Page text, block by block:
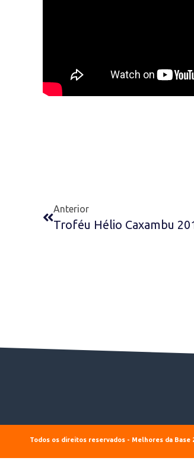
Anterior
Troféu Hélio Caxambu
Todos os direitos reservados - Melhores da Base